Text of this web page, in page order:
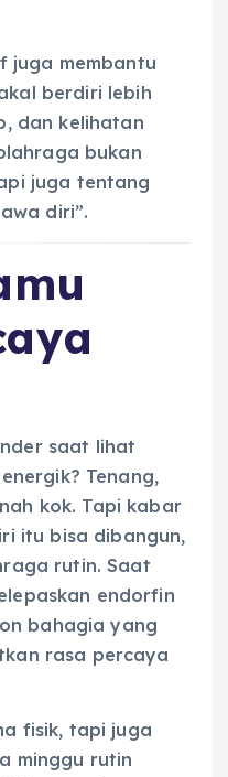
juga membantu
berdiri lebih
dan kelihatan
bukan
juga tentang
diri”.
saat lihat
Tenang,
kok. Tapi kabar
itu bisa dibangun,
rutin. Saat
endorfin
bahagia yang
rasa percaya
fisik, tapi juga
minggu rutin